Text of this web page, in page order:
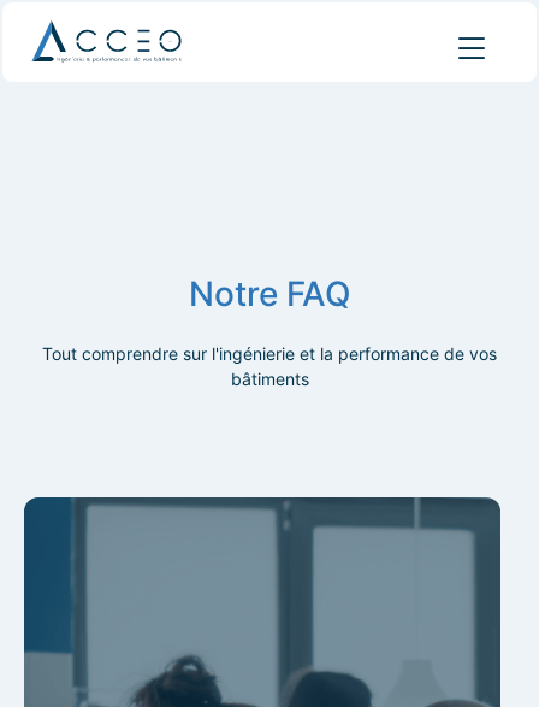
Notre FAQ
Tout comprendre sur l'ingénierie et la performance de vos
bâtiments